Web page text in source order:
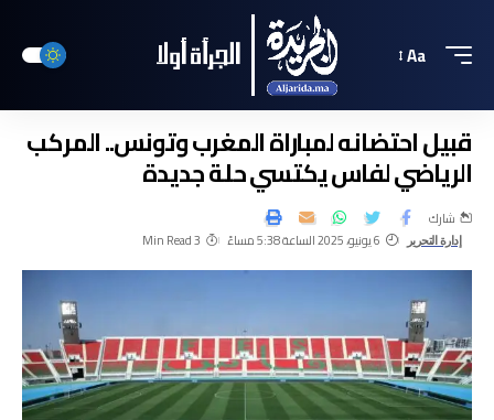
Aa
قبيل احتضانه لمباراة المغرب وتونس.. المركب
الرياضي لفاس يكتسي حلة جديدة
إدارة التحرير 6 يونيو، 2025 الساعة 5:38 مساءً 3 Min Read
شارك